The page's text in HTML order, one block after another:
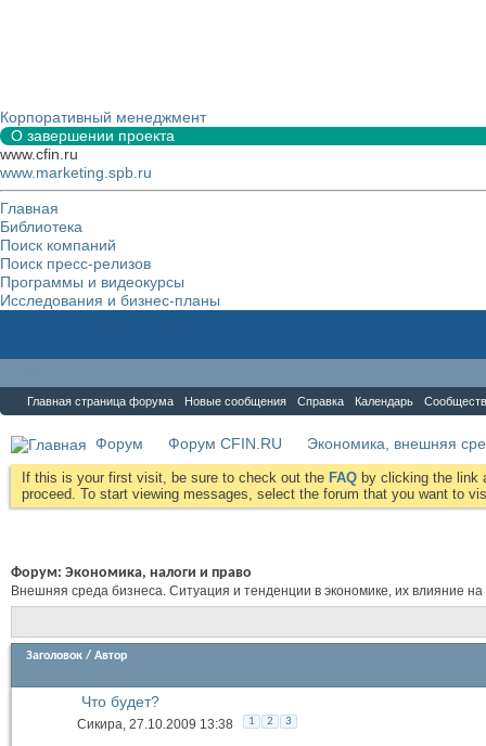
Корпоративный менеджмент
О завершении проекта
www.cfin.ru
www.marketing.spb.ru
Главная
Библиотека
Поиск компаний
Поиск пресс-релизов
Программы и видеокурсы
Исследования и бизнес-планы
Главная страница форума Новые сообщения Справка Календарь
Форум Форум CFIN.RU Экономика, внешняя
If this is your first visit, be sure to check out the FAQ by clicking the link
proceed. To start viewing messages, select the forum that you want to
Форум: Экономика, налоги и право
Внешняя среда бизнеса. Ситуация и тенденции в экономике, их влияние
Заголовок / Автор
Что будет?
Сикира, 27.10.2009 13:38 1 2 3